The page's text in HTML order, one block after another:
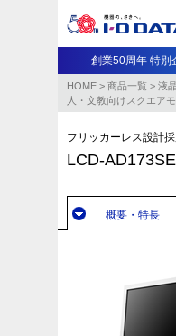
創業50周年 特別
HOME > 商品一覧 > 液
人・文教向けスクエア
フリッカーレス設計
LCD-
概要・特長